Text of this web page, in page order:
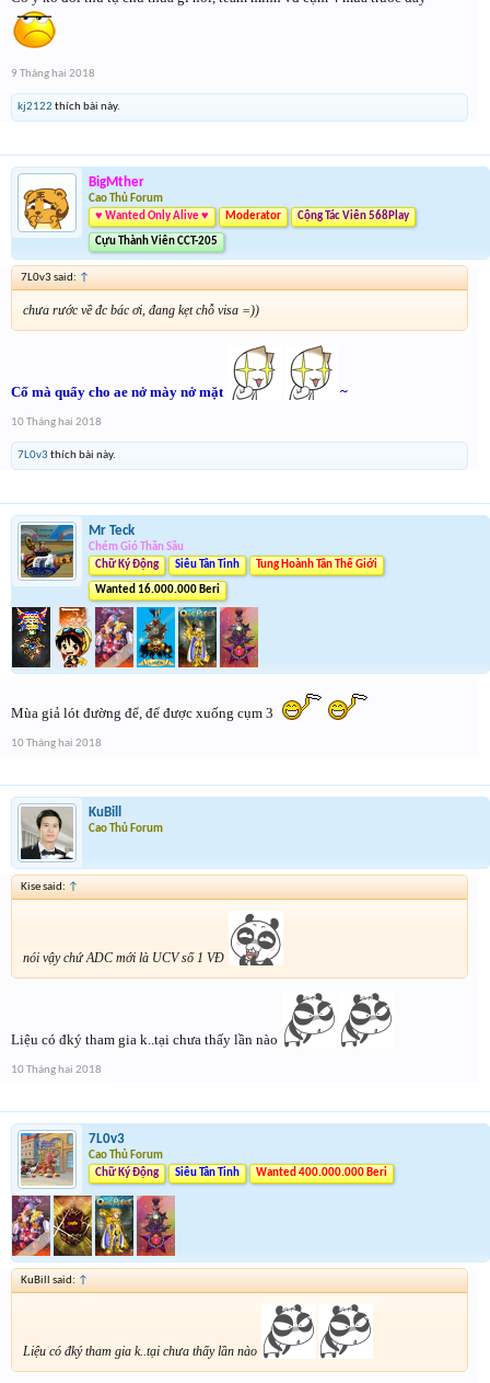
9 Tháng hai 2018
kj2122 thích bài này.
BigMther
Cao Thủ Forum
♥ Wanted Only Alive ♥
Moderator Cộng Tác Viên 568Play
Cựu Thành Viên CCT-205
7L0v3 said: ↑
chưa rước về đc bác ơi, đang kẹt chỗ visa =))
Cố mà quẩy cho ae nở mày nở mặt ~
10 Tháng hai 2018
7L0v3 thích bài này.
Mr Teck
Chém Gió Thần Sầu
Chữ Ký Động
Siêu Tân Tinh Tung Hoành Tân Thế Giới
Wanted 16.000.000 Beri
Mùa giả lót đường để, để được xuống cụm 3
10 Tháng hai 2018
KuBill
Cao Thủ Forum
Kise said: ↑
nói vậy chứ ADC mới là UCV số 1 VĐ
Liệu có đký tham gia k..tại chưa thấy lần nào
10 Tháng hai 2018
7L0v3
Cao Thủ Forum
Chữ Ký Động
Siêu Tân Tinh Wanted 400.000.000 Beri
KuBill said: ↑
Liệu có đký tham gia k..tại chưa thấy lần nào